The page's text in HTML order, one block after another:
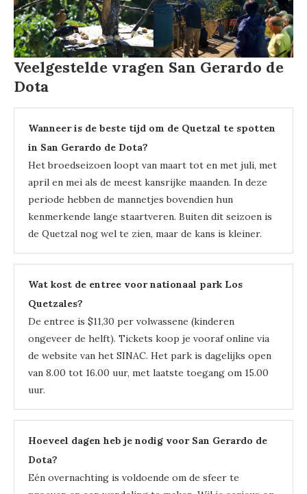
Veelgestelde vragen San Gerardo de
Dota
Wanneer is de beste tijd om de Quetzal te spotten
in San Gerardo de Dota?
Het broedseizoen loopt van maart tot en met juli, met
april en mei als de meest kansrijke maanden. In deze
periode hebben de mannetjes bovendien hun
kenmerkende lange staartveren. Buiten dit seizoen is
de Quetzal nog wel te zien, maar de kans is kleiner.
Wat kost de entree voor nationaal park Los
Quetzales?
De entree is $11,30 per volwassene (kinderen
ongeveer de helft). Tickets koop je vooraf online via
de website van het SINAC. Het park is dagelijks open
van 8.00 tot 16.00 uur, met laatste toegang om 15.00
uur.
Hoeveel dagen heb je nodig voor San Gerardo de
Dota?
Eén overnachting is voldoende om de sfeer te